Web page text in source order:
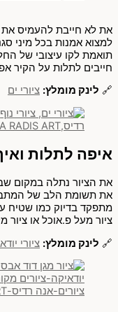
את לא חייבת להעמיס את
למצוא אמנות בכל מיני
תואמת לקו עיצובי של
חייבים לתלות על הקיר
🔗 לינק מומלץ: ציורי ים
איפה לתלות
את הציור נתלה במקום שבו
את תשומת הלב של
מתפקד בדיוק כמו שטיח
ציור מעל פ.אוכל או
🔗 לינק מומלץ: ציורי